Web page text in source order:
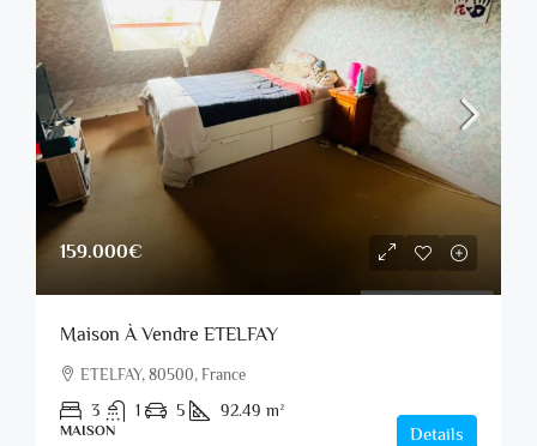
159.000€
Maison À Vendre ETELFAY
ETELFAY, 80500, France
3 1 5 92.49 m²
MAISON Details